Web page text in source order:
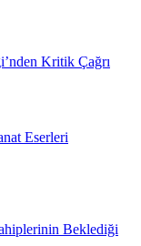
Kritik Çağrı
Eserleri
Beklediği